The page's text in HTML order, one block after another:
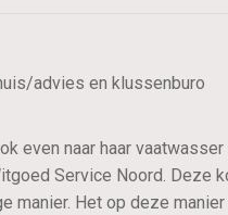
advies en klussenburo
even naar haar
Service Noord. Deze
Het op deze